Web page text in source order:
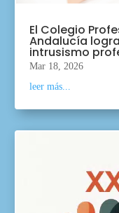
El Colegio
Andalucía
intrusismo
Mar 18, 2026
leer más...